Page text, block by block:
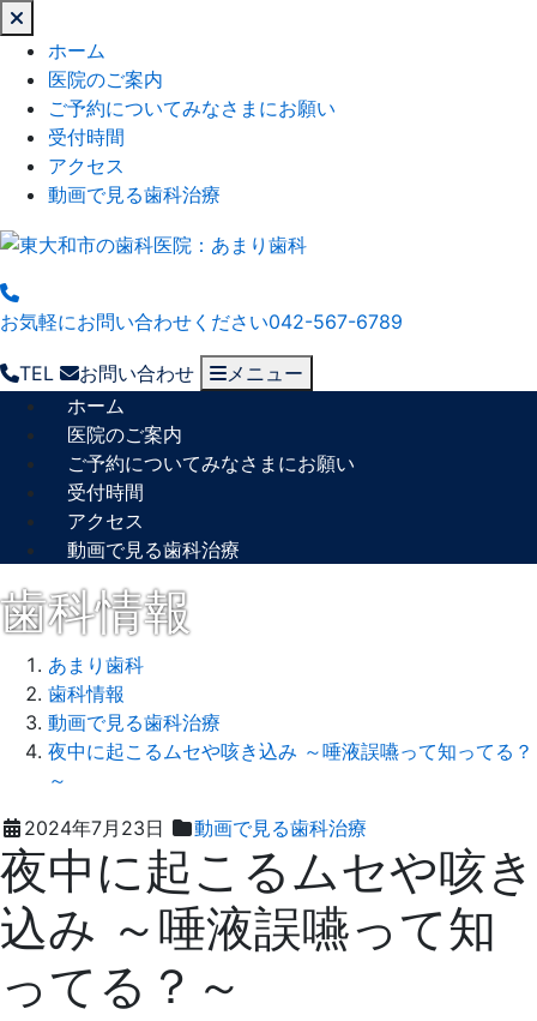
じ
る
ホーム
医院のご案内
ご予約についてみなさまにお願い
受付時間
アクセス
動画で見る歯科治療
お気軽にお問い合わせください042-567-6789
TEL お問い合わせ
メニュー
ホーム
医院のご案内
ご予約についてみなさまにお願い
受付時間
アクセス
動画で見る歯科治療
歯科情報
あまり歯科
歯科情報
動画で見る歯科治療
夜中に起こるムセや咳き込み ～唾液誤嚥って知ってる？
～
2024年7月23日
動画で見る歯科治療
1
8
り
科
夜中に起こるムセや咳き
込み ～唾液誤嚥って知
ってる？～